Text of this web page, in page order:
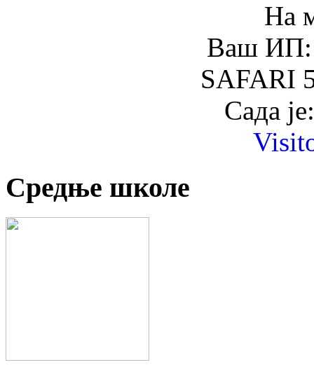
На
Ваш ИП:
SAFARI
Сада
Средње школе